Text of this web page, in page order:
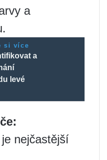
a
si více
a
levé
nejčastější